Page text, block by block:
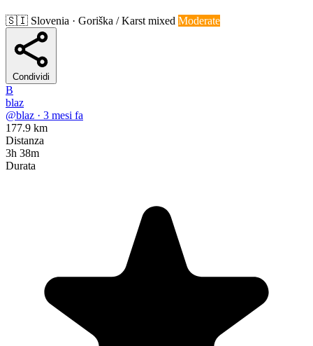
🇸🇮 Slovenia · Goriška / Karst mixed Moderate
Condividi
B
blaz
@blaz · 3 mesi fa
177.9 km
Distanza
3h 38m
Durata